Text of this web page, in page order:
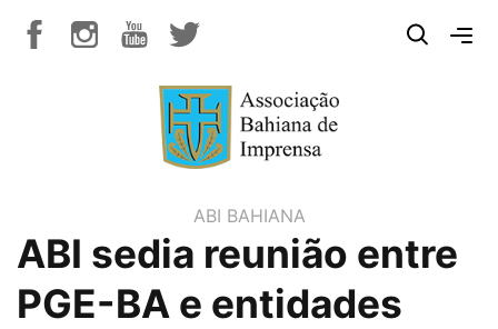
ABI BAHIANA
ABI sedia reunião entre
PGE-BA e entidades